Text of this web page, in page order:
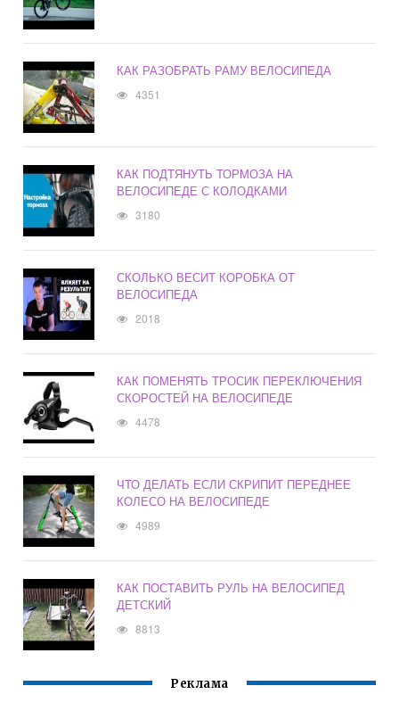
КАК РАЗОБРАТЬ РАМУ ВЕЛОСИПЕДА
4351
КАК ПОДТЯНУТЬ ТОРМОЗА НА
ВЕЛОСИПЕДЕ С КОЛОДКАМИ
3180
СКОЛЬКО ВЕСИТ КОРОБКА ОТ
ВЕЛОСИПЕДА
2018
КАК ПОМЕНЯТЬ ТРОСИК ПЕРЕКЛЮЧЕНИЯ
СКОРОСТЕЙ НА ВЕЛОСИПЕДЕ
4478
ЧТО ДЕЛАТЬ ЕСЛИ СКРИПИТ ПЕРЕДНЕЕ
КОЛЕСО НА ВЕЛОСИПЕДЕ
4989
КАК ПОСТАВИТЬ РУЛЬ НА ВЕЛОСИПЕД
ДЕТСКИЙ
8813
Реклама